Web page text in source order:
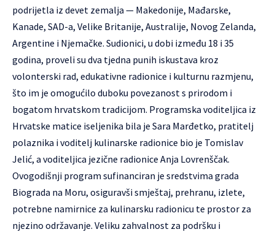
podrijetla iz devet zemalja — Makedonije, Mađarske,
Kanade, SAD-a, Velike Britanije, Australije, Novog Zelanda,
Argentine i Njemačke. Sudionici, u dobi između 18 i 35
godina, proveli su dva tjedna punih iskustava kroz
volonterski rad, edukativne radionice i kulturnu razmjenu,
što im je omogućilo duboku povezanost s prirodom i
bogatom hrvatskom tradicijom. Programska voditeljica iz
Hrvatske matice iseljenika bila je Sara Marđetko, pratitelj
polaznika i voditelj kulinarske radionice bio je Tomislav
Jelić, a voditeljica jezične radionice Anja Lovrenščak.
Ovogodišnji program sufinanciran je sredstvima grada
Biograda na Moru, osiguravši smještaj, prehranu, izlete,
potrebne namirnice za kulinarsku radionicu te prostor za
njezino održavanje. Veliku zahvalnost za podršku i